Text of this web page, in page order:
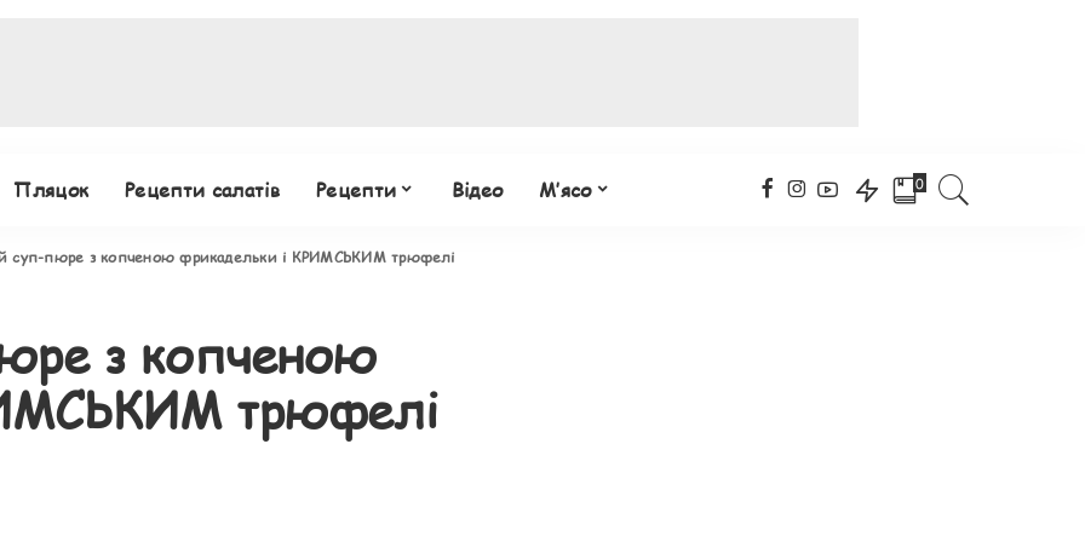
Пляцок Рецепти салатів Рецепти Відео М’ясо 0
суп-пюре з копченою фрикадельки і КРИМСЬКИМ трюфелі
з копченою
трюфелі